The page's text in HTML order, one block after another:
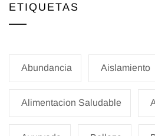
ETIQUETAS
Abundancia Aislamiento
Alimentacion Saludable